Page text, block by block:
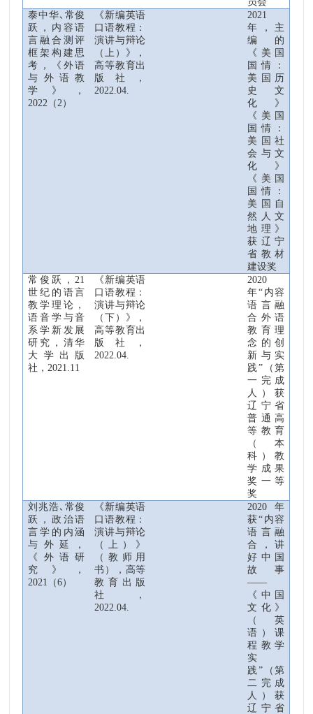
泰中华､ 常俊
跃 ，内容语
言融合测评
框架构建思
考，《外语
与外语教
学》，
2022 （ 2 ）
《新编英语
口语教程 ：
演讲与辩论
（
上 ） 》
，
高等教育出
版社
，
2022.04.
2021
年
， 主
编的
《美国
国情：
美国历
史文
化》
《美国
国情：
美
国社
会与文
化》
《美国
国情：
美国自
然人文
地理》
获辽宁
省教材
建设奖
常俊跃， 21
世纪的语言
教学理论，
语音学与音
系学 新发展
研究，清华
大学出版
社， 2021.11
《新编英语
口语教程 ：
演讲与辩论
（下 ） 》
，
高等教育出
版社
，
2022.04.
2020
年“内容
语言融
合外语
教育理
念的创
新与实
践” （第
一完成
人
）获
辽宁省
普通高
等教育
（本
科 ）教
学成果
奖一等
奖
刘兆浩､ 常俊
跃 ，政治语
言学的内涵
与外延，
《外语研
究》，
2021
（6）
《新编英语
口语教程 ：
演讲与辩论
（
上 ） 》
（教师用
书 ）， 高等
教育出版
社
，
2022.04.
2020 年
获“内容
语言融
合，讲
好中国
故事
——
《中国
文化》
（英
语 ）课
程教学
实
践” （第
二完成
人
）获
辽宁省